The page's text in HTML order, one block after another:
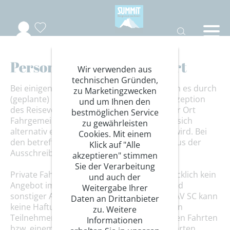
Personentransport vor Ort
Bei einigen unserer Reiseprogrammen kann es durch
(geplante) Ortswechsel oder durch die Konzeption
des Reiseverlaufs erforderlich sein, dass vor Ort
Fahrgemeinschaften gebildet werden oder sich
alternativ ein Taxi (gegen Gebühr) bestellt wird. Bei
den betreffenden Programmen geht dies aus der
Ausschreibung hervor.
Private Fahrgemeinschaften stellen ausdrücklich kein
Angebot im Rahmen der Pauschalreisen und
sonstiger Angebote des DAV SC dar. Der DAV SC kann
keine Haftungen bezüglich der zwischen den
Teilnehmer*innen eigenständig vereinbarten Fahrten
Wir verwenden aus
technischen Gründen,
zu Marketingzwecken
und um Ihnen den
bestmöglichen Service
zu gewährleisten
Cookies. Mit einem
Klick auf "Alle
akzeptieren" stimmen
Sie der Verarbeitung
und auch der
Weitergabe Ihrer
Daten an Drittanbieter
zu. Weitere
Informationen